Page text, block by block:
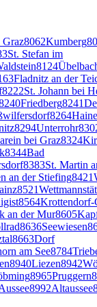
Graz8062Kumberg
St. Stefan im
8124
Fladnitz an der
8222St. Johann bei
Friedberg8241
8264
8294Unterrohr
bei Graz8324
8344Bad
8383St. Martin
an der Stiefing8421
8521
8564Krottendorf-
an der Mur8605
8636Seewiesen
8663Dorf
am See8784
8940Liezen8942
8965Pruggern
8992Altaussee